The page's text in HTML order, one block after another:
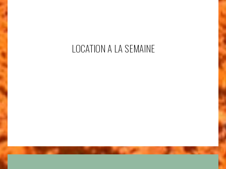
LOCATION A LA SEMAINE